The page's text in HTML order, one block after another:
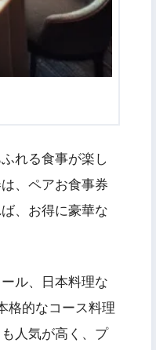
れる食事が楽し
、ペアお食事券
、お得に豪華な
ル、日本料理な
格的なコース料理
人気が高く、プ